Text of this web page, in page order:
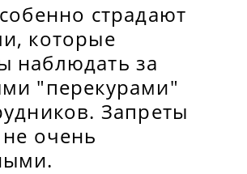
страдают
которые
наблюдать за
"перекурами"
Запреты
очень